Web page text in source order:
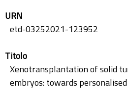
URN
etd-03252021-123952
Titolo
Xenotransplantation of solid
embryos: towards